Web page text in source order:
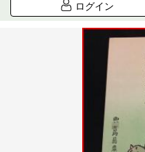
ログイン